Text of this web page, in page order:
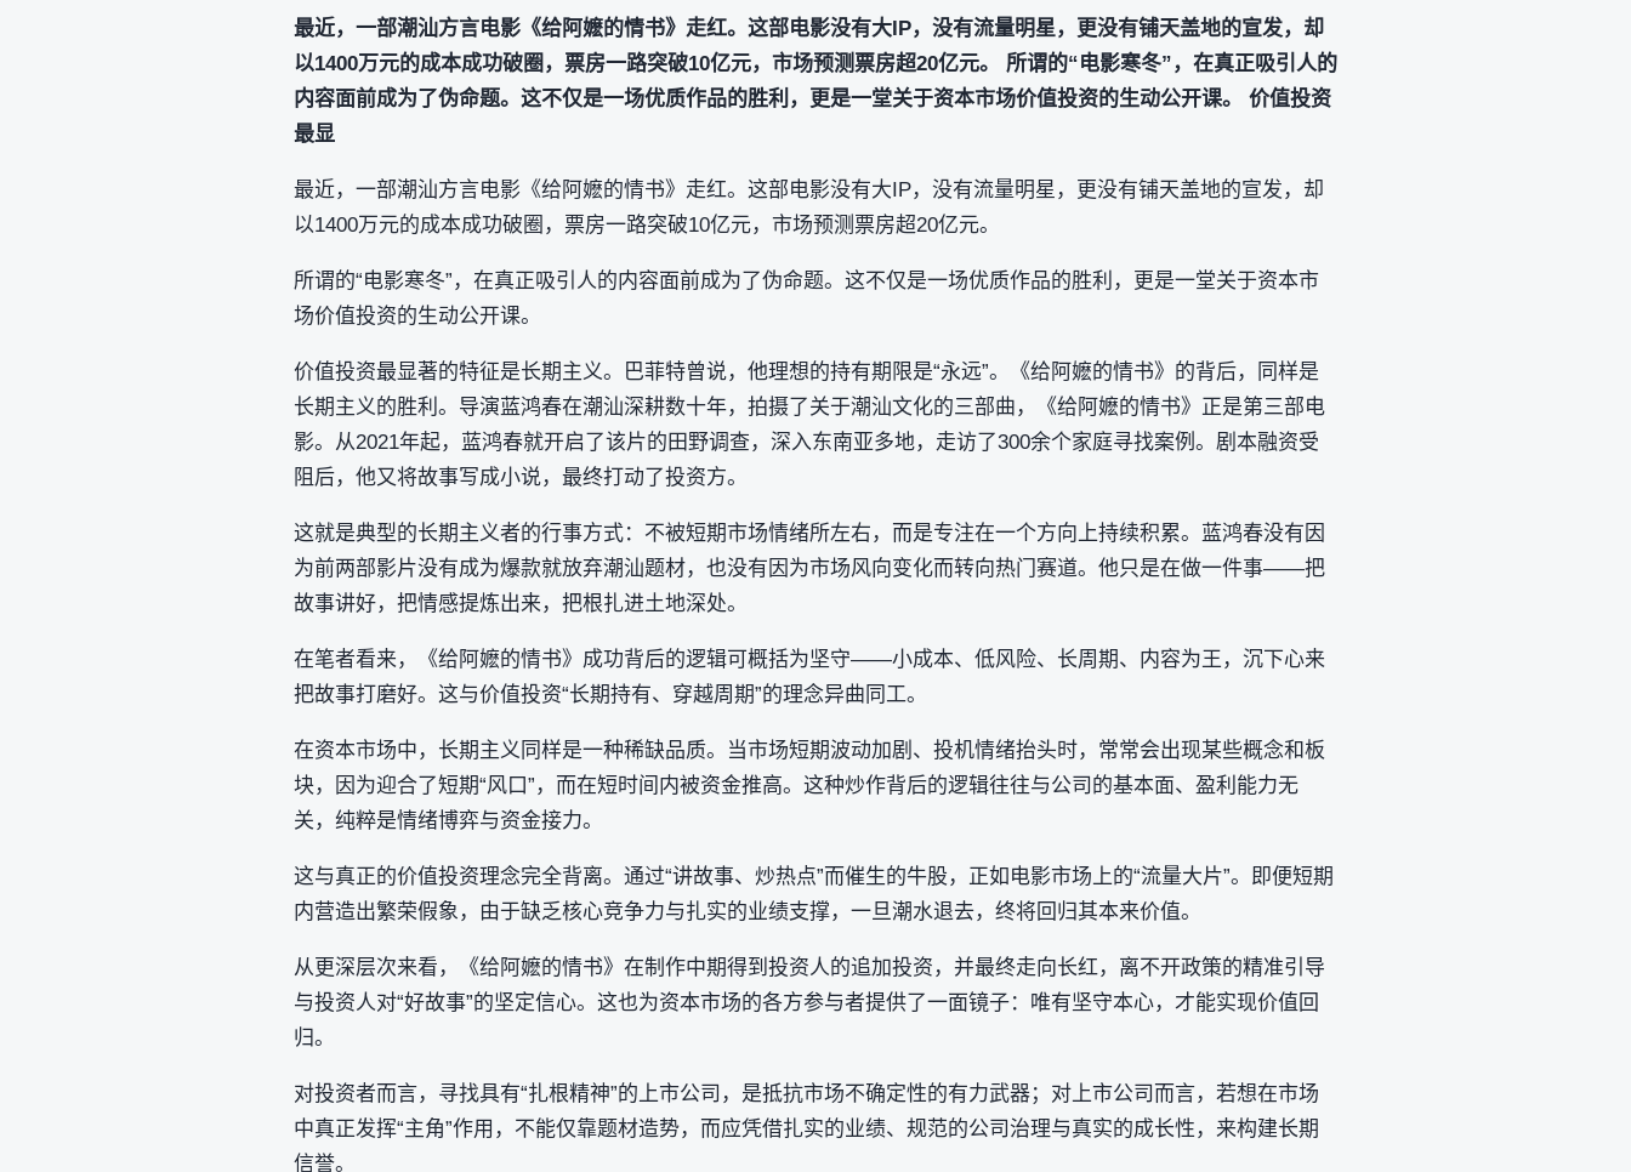
最近，一部潮汕方言电影《给阿嬷的情书》走红。这部电影没有大IP，没有流量明星，更没有铺天盖地的宣发，却
以1400万元的成本成功破圈，票房一路突破10亿元，市场预测票房超20亿元。 所谓的“电影寒冬”，在真正吸引人的
内容面前成为了伪命题。这不仅是一场优质作品的胜利，更是一堂关于资本市场价值投资的生动公开课。 价值投资
最显
最近，一部潮汕方言电影《给阿嬷的情书》走红。这部电影没有大IP，没有流量明星，更没有铺天盖地的宣发，却
以1400万元的成本成功破圈，票房一路突破10亿元，市场预测票房超20亿元。
所谓的“电影寒冬”，在真正吸引人的内容面前成为了伪命题。这不仅是一场优质作品的胜利，更是一堂关于资本市
场价值投资的生动公开课。
价值投资最显著的特征是长期主义。巴菲特曾说，他理想的持有期限是“永远”。《给阿嬷的情书》的背后，同样是
长期主义的胜利。导演蓝鸿春在潮汕深耕数十年，拍摄了关于潮汕文化的三部曲，《给阿嬷的情书》正是第三部电
影。从2021年起，蓝鸿春就开启了该片的田野调查，深入东南亚多地，走访了300余个家庭寻找案例。剧本融资受
阻后，他又将故事写成小说，最终打动了投资方。
这就是典型的长期主义者的行事方式：不被短期市场情绪所左右，而是专注在一个方向上持续积累。蓝鸿春没有因
为前两部影片没有成为爆款就放弃潮汕题材，也没有因为市场风向变化而转向热门赛道。他只是在做一件事——把
故事讲好，把情感提炼出来，把根扎进土地深处。
在笔者看来，《给阿嬷的情书》成功背后的逻辑可概括为坚守——小成本、低风险、长周期、内容为王，沉下心来
把故事打磨好。这与价值投资“长期持有、穿越周期”的理念异曲同工。
在资本市场中，长期主义同样是一种稀缺品质。当市场短期波动加剧、投机情绪抬头时，常常会出现某些概念和板
块，因为迎合了短期“风口”，而在短时间内被资金推高。这种炒作背后的逻辑往往与公司的基本面、盈利能力无
关，纯粹是情绪博弈与资金接力。
这与真正的价值投资理念完全背离。通过“讲故事、炒热点”而催生的牛股，正如电影市场上的“流量大片”。即便短期
内营造出繁荣假象，由于缺乏核心竞争力与扎实的业绩支撑，一旦潮水退去，终将回归其本来价值。
从更深层次来看，《给阿嬷的情书》在制作中期得到投资人的追加投资，并最终走向长红，离不开政策的精准引导
与投资人对“好故事”的坚定信心。这也为资本市场的各方参与者提供了一面镜子：唯有坚守本心，才能实现价值回
归。
对投资者而言，寻找具有“扎根精神”的上市公司，是抵抗市场不确定性的有力武器；对上市公司而言，若想在市场
中真正发挥“主角”作用，不能仅靠题材造势，而应凭借扎实的业绩、规范的公司治理与真实的成长性，来构建长期
信誉。